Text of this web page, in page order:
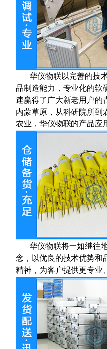
华仪物联 以完善的技
品制造能力，专业化的软
速赢得了广大新老用户的
内蒙草原，从科研院所到
农业， 华仪物联的产品应
华仪物联将一如继往
念，以优良的技术优势和
精神，为客户提供更专业